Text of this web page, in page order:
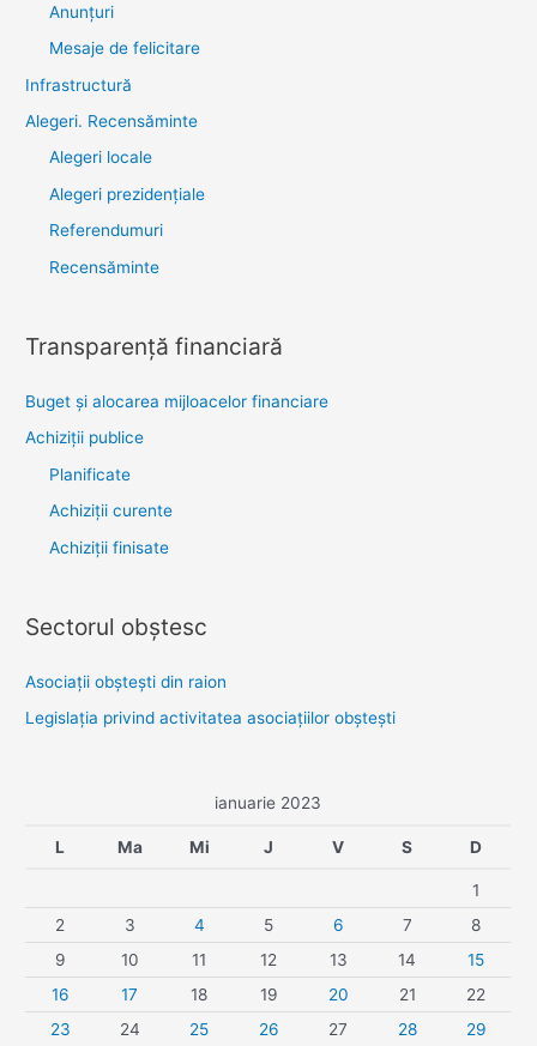
Anunţuri
Mesaje de felicitare
Infrastructură
Alegeri. Recensăminte
Alegeri locale
Alegeri prezidențiale
Referendumuri
Recensăminte
Transparenţă financiară
Buget și alocarea mijloacelor financiare
Achiziţii publice
Planificate
Achiziții curente
Achiziții finisate
Sectorul obştesc
Asociaţii obşteşti din raion
Legislaţia privind activitatea asociaţiilor obşteşti
ianuarie 2023
L Ma Mi J V S D
1
2
3 4 5 6 7
8
9
10 11 12 13 14
15
16
17 18 19 20 21
22
23
24 25 26 27 28 29